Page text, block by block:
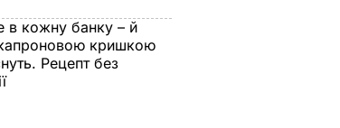
в кожну банку – й
капроновою кришкою
Рецепт без